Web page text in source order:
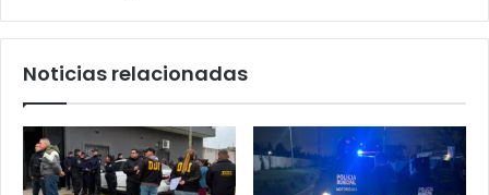
Noticias relacionadas